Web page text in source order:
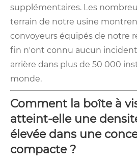
supplémentaires. Les
terrain de notre usine
convoyeurs équipés de notre
fin n'ont connu aucun
arrière dans plus de 50 000
monde.
Comment la boîte à
atteint-elle une
élevée dans une
compacte ?